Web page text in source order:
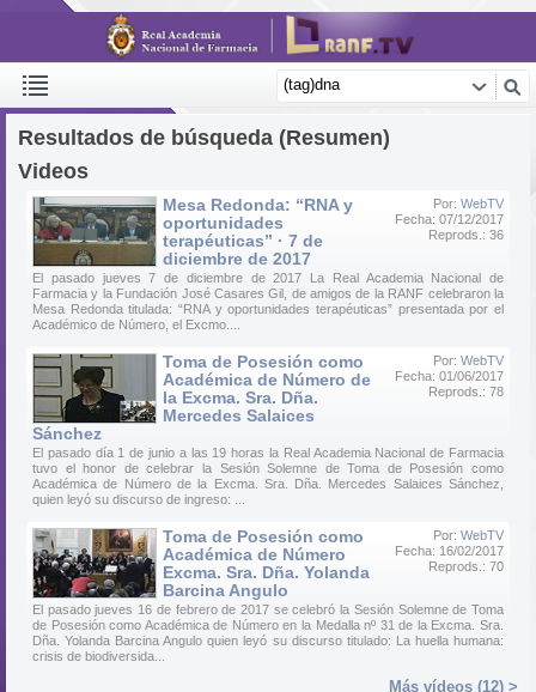
Resultados de búsqueda (Resumen)
Videos
Por: WebTV
Fecha: 07/12/2017
Reprods.: 36
Mesa Redonda: “RNA y
oportunidades
terapéuticas” · 7 de
diciembre de 2017
El pasado jueves 7 de diciembre de 2017 La Real Academia Nacional de
Farmacia y la Fundación José Casares Gil, de amigos de la RANF celebraron la
Mesa Redonda titulada: “RNA y oportunidades terapéuticas” presentada por el
Académico de Número, el Excmo....
Por: WebTV
Fecha: 01/06/2017
Reprods.: 78
Toma de Posesión como
Académica de Número de
la Excma. Sra. Dña.
Mercedes Salaices
Sánchez
El pasado día 1 de junio a las 19 horas la Real Academia Nacional de Farmacia
tuvo el honor de celebrar la Sesión Solemne de Toma de Posesión como
Académica de Número de la Excma. Sra. Dña. Mercedes Salaices Sánchez,
quien leyó su discurso de ingreso: ...
Por: WebTV
Fecha: 16/02/2017
Reprods.: 70
Toma de Posesión como
Académica de Número
Excma. Sra. Dña. Yolanda
Barcina Angulo
El pasado jueves 16 de febrero de 2017 se celebró la Sesión Solemne de Toma
de Posesión como Académica de Número en la Medalla nº 31 de la Excma. Sra.
Dña. Yolanda Barcina Angulo quien leyó su discurso titulado: La huella humana:
crisis de biodiversida...
Más vídeos (12) >